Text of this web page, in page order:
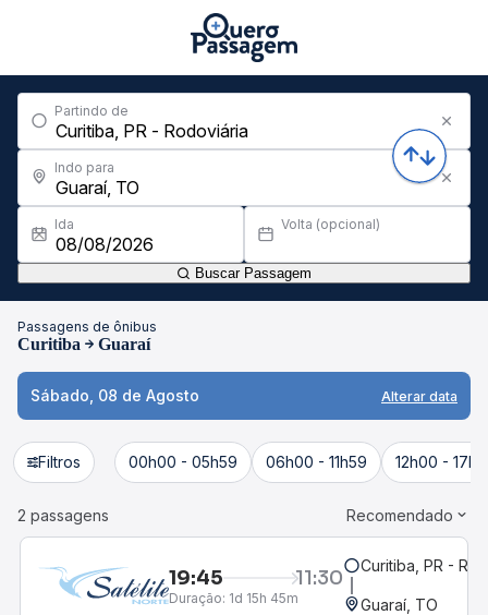
Partindo de
Indo para
Ida Volta (opcional)
Buscar Passagem
Passagens de ônibus
Curitiba Guaraí
Sábado, 08 de Agosto Alterar data
Filtros 00h00 - 05h59 06h00 - 11h59 12h00 -
2 passagens Recomendado
19:45 11:30
Duração: 1d 15h 45m
Curitiba, PR -
Guaraí, TO